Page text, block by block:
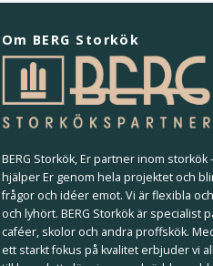
Om BERG Storkök
BERG Storkök, Er partner inom storkök
hjälper Er genom hela projektet och
frågor och idéer emot. Vi är flexibla
och lyhört. BERG Storkök är specialist
caféer, skolor och andra proffskök.
ett starkt fokus på kvalitet erbjuder vi